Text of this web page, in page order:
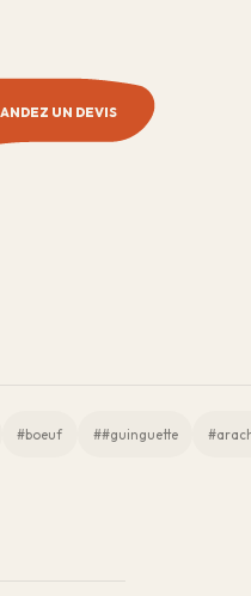
UN DEVIS
#boeuf ##guinguette